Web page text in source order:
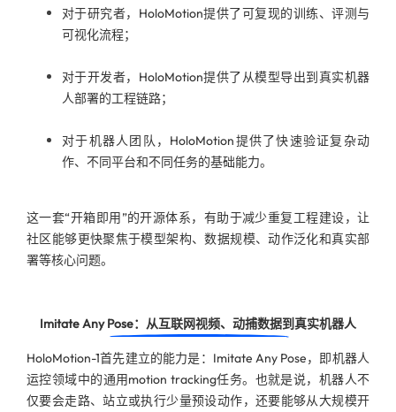
对于研究者，HoloMotion提供了可复现的训练、评测与
可视化流程；
对于开发者，HoloMotion提供了从模型导出到真实机器
人部署的工程链路；
对于机器人团队，HoloMotion提供了快速验证复杂动
作、不同平台和不同任务的基础能力。
这一套“开箱即用”的开源体系，有助于减少重复工程建设，让
社区能够更快聚焦于模型架构、数据规模、动作泛化和真实部
署等核心问题。
Imitate Any Pose：从互联网视频、动捕数据到真实机器人
HoloMotion-1首先建立的能力是：Imitate Any Pose，即机器人
运控领域中的通用motion tracking任务。也就是说，机器人不
仅要会走路、站立或执行少量预设动作，还要能够从大规模开